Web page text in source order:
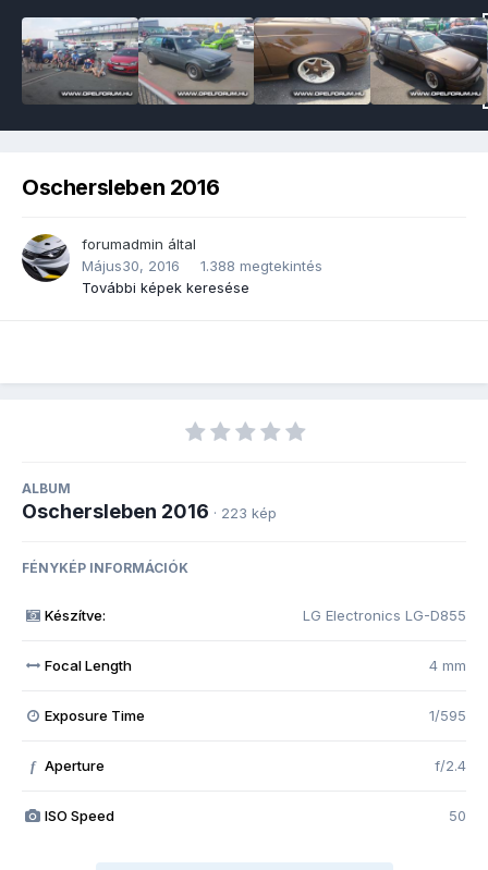
Oschersleben 2016
forumadmin által
Május30, 2016
1.388 megtekintés
További képek keresése
ALBUM
Oschersleben 2016 · 223 kép
FÉNYKÉP INFORMÁCIÓK
Készítve: LG Electronics LG-D855
Focal Length 4 mm
Exposure Time 1/595
f Aperture f/2.4
ISO Speed 50